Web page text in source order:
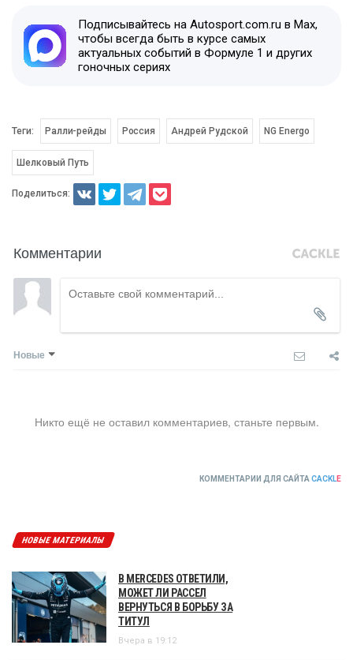
Подписывайтесь на Autosport.com.ru в Max,
чтобы всегда быть в курсе самых
актуальных событий в Формуле 1 и других
гоночных сериях
Теги: Ралли-рейды Россия Андрей Рудской NG Energo
Шелковый Путь
Поделиться:
Комментарии
Новые
Никто ещё не оставил комментариев, станьте первым.
КОММЕНТАРИИ ДЛЯ САЙТА CACKLE
НОВЫЕ МАТЕРИАЛЫ
В MERCEDES ОТВЕТИЛИ,
МОЖЕТ ЛИ РАССЕЛ
ВЕРНУТЬСЯ В БОРЬБУ ЗА
ТИТУЛ
Вчера в 19:12